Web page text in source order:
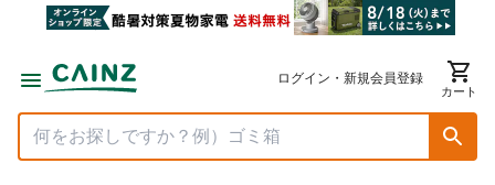
ログイン・新規会員登録
カート